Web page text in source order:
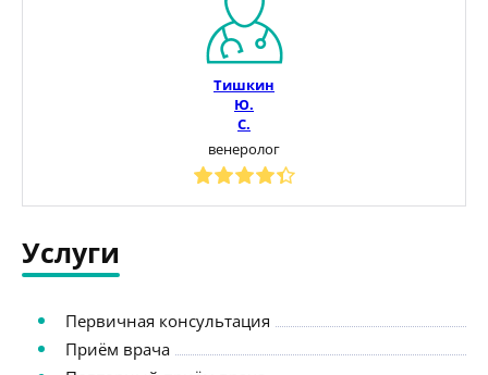
Тишкин
Ю.
С.
венеролог
Услуги
Первичная консультация
Приём врача